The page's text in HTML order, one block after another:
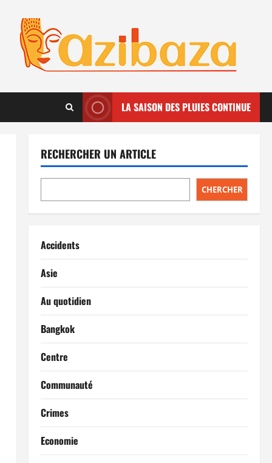
LA SAISON DES PLUIES CONTINUE
RECHERCHER UN ARTICLE
CHERCHER
Accidents
Asie
Au quotidien
Bangkok
Centre
Communauté
Crimes
Economie